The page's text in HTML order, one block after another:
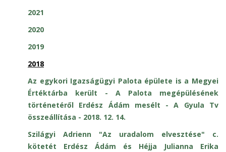
2021
2020
2019
2018
Az egykori Igazságügyi Palota épülete is a Megyei
Értéktárba került - A Palota megépülésének
történetéről Erdész Ádám mesélt - A Gyula Tv
összeállítása - 2018. 12. 14.
Szilágyi Adrienn "Az uradalom elvesztése" c.
kötetét Erdész Ádám és Héjja Julianna Erika